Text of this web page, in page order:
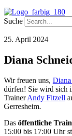
Suche
25. April 2024
Diana
Wir freuen uns,
dürfen! Sie wird sich
TrainerAndy Fitzell
Gerresheim.
Das öffentliche
15:00 bis 17:00 Uhr